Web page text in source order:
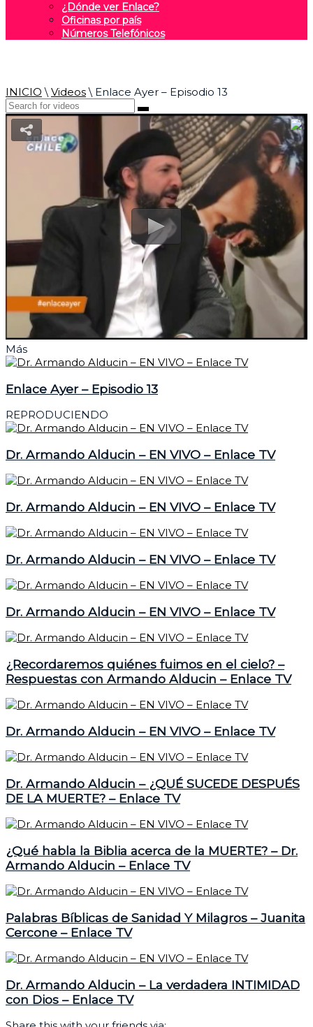
¿Dónde ver Enlace?
Oficinas por país
Números Telefónicos
INICIO \ Videos\ Enlace Ayer – Episodio 13
Más
Enlace Ayer – Episodio 13
REPRODUCIENDO
Dr. Armando Alducin – EN VIVO – Enlace TV
Dr. Armando Alducin – EN VIVO – Enlace TV
Dr. Armando Alducin – EN VIVO – Enlace TV
Dr. Armando Alducin – EN VIVO – Enlace TV
¿Recordaremos quiénes fuimos en el cielo? –
Respuestas con Armando Alducin – Enlace TV
Dr. Armando Alducin – EN VIVO – Enlace TV
Dr. Armando Alducin – ¿QUÉ SUCEDE DESPUÉS
DE LA MUERTE? – Enlace TV
¿Qué habla la Biblia acerca de la MUERTE? – Dr.
Armando Alducin – Enlace TV
Palabras Bíblicas de Sanidad Y Milagros – Juanita
Cercone – Enlace TV
Dr. Armando Alducin – La verdadera INTIMIDAD
con Dios – Enlace TV